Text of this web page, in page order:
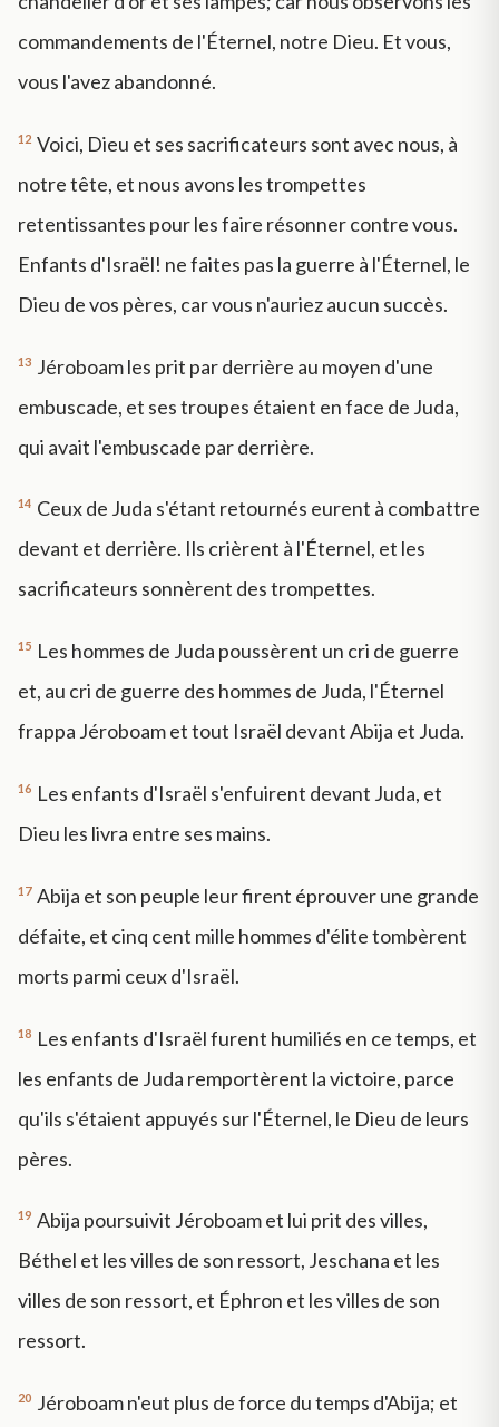
commandements de l'Éternel, notre Dieu. Et vous,
vous l'avez abandonné.
12 Voici, Dieu et ses sacrificateurs sont avec nous, à
notre tête, et nous avons les trompettes
retentissantes pour les faire résonner contre vous.
Enfants d'Israël! ne faites pas la guerre à l'Éternel, le
Dieu de vos pères, car vous n'auriez aucun succès.
13 Jéroboam les prit par derrière au moyen d'une
embuscade, et ses troupes étaient en face de Juda,
qui avait l'embuscade par derrière.
14 Ceux de Juda s'étant retournés eurent à combattre
devant et derrière. Ils crièrent à l'Éternel, et les
sacrificateurs sonnèrent des trompettes.
15 Les hommes de Juda poussèrent un cri de guerre
et, au cri de guerre des hommes de Juda, l'Éternel
frappa Jéroboam et tout Israël devant Abija et Juda.
16 Les enfants d'Israël s'enfuirent devant Juda, et
Dieu les livra entre ses mains.
17 Abija et son peuple leur firent éprouver une grande
défaite, et cinq cent mille hommes d'élite tombèrent
morts parmi ceux d'Israël.
18 Les enfants d'Israël furent humiliés en ce temps, et
les enfants de Juda remportèrent la victoire, parce
qu'ils s'étaient appuyés sur l'Éternel, le Dieu de leurs
pères.
19 Abija poursuivit Jéroboam et lui prit des villes,
Béthel et les villes de son ressort, Jeschana et les
villes de son ressort, et Éphron et les villes de son
ressort.
20 Jéroboam n'eut plus de force du temps d'Abija; et